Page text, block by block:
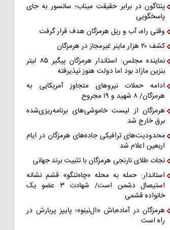
پنتاگون در برابر حقیقت میناب؛ سانسور به جای
پاسخگویی
وقتی راه، آب و ریل هرمزگان هدف قرار گرفت
کشف ۲۰ هزار ماینر غیرمجاز در هرمزگان
نماینده مجلس: استاندار هرمزگان پیگیر ۸۵ لیتر
بنزین مازاد بود اما دولت هنوز نپذیرفته
ادامه حملات نیروهای متجاوز آمریکایی به
هرمزگان/ ۸ شهید و ۱۹ مجروح
هرمزگان از لیست خاموشی‌های برنامه‌ریزی‌شده
برق خارج شد
محدودیت‌های ترافیکی جاده‌های هرمزگان در ایام
اربعین اعلام شد
نجات طلای نارنجی هرمزگان با تثبیت برند جهانی
استاندار: حمله به محله «چاه‌تنگو» قشم نشانه
استیصال دشمن است/ شهادت ۳ عضو یک
خانواده قشمی
هرمزگان در آماده‌باش «ال‌نینو»؛ پاییز پربارش در
راه است